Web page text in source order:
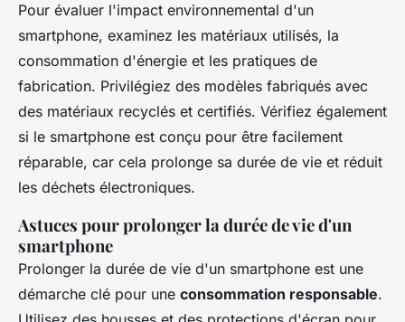
Pour évaluer l'impact environnemental d'un
smartphone, examinez les matériaux utilisés, la
consommation d'énergie et les pratiques de
fabrication. Privilégiez des modèles fabriqués avec
des matériaux recyclés et certifiés. Vérifiez également
si le smartphone est conçu pour être facilement
réparable, car cela prolonge sa durée de vie et réduit
les déchets électroniques.
Astuces pour prolonger la durée de vie d'un
smartphone
Prolonger la durée de vie d'un smartphone est une
démarche clé pour une consommation responsable.